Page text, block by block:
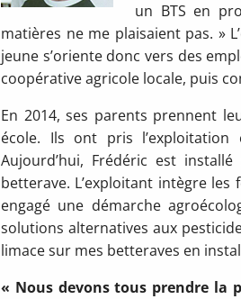
un BTS en
matières ne me plaisaient pas. »
jeune s’oriente donc vers des
coopérative agricole locale, puis
En 2014, ses parents prennent
école. Ils ont pris l’exploitation
Aujourd’hui, Frédéric est
betterave. L’exploitant intègre les
engagé une démarche
solutions alternatives aux
limace sur mes betteraves en
« Nous devons tous prendre la